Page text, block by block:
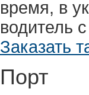
время, в
водитель
Заказать
Порт